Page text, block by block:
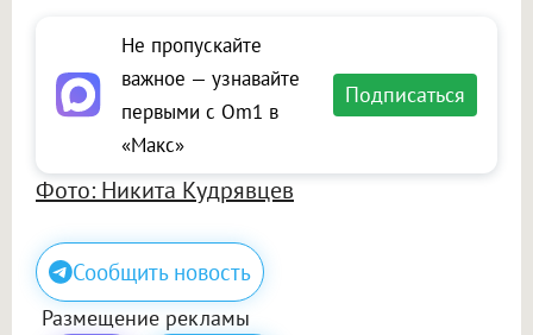
Не пропускайте
важное — узнавайте
первыми с Om1 в
«Макс»
Подписаться
Фото: Никита Кудрявцев
Сообщить новость
Размещение рекламы